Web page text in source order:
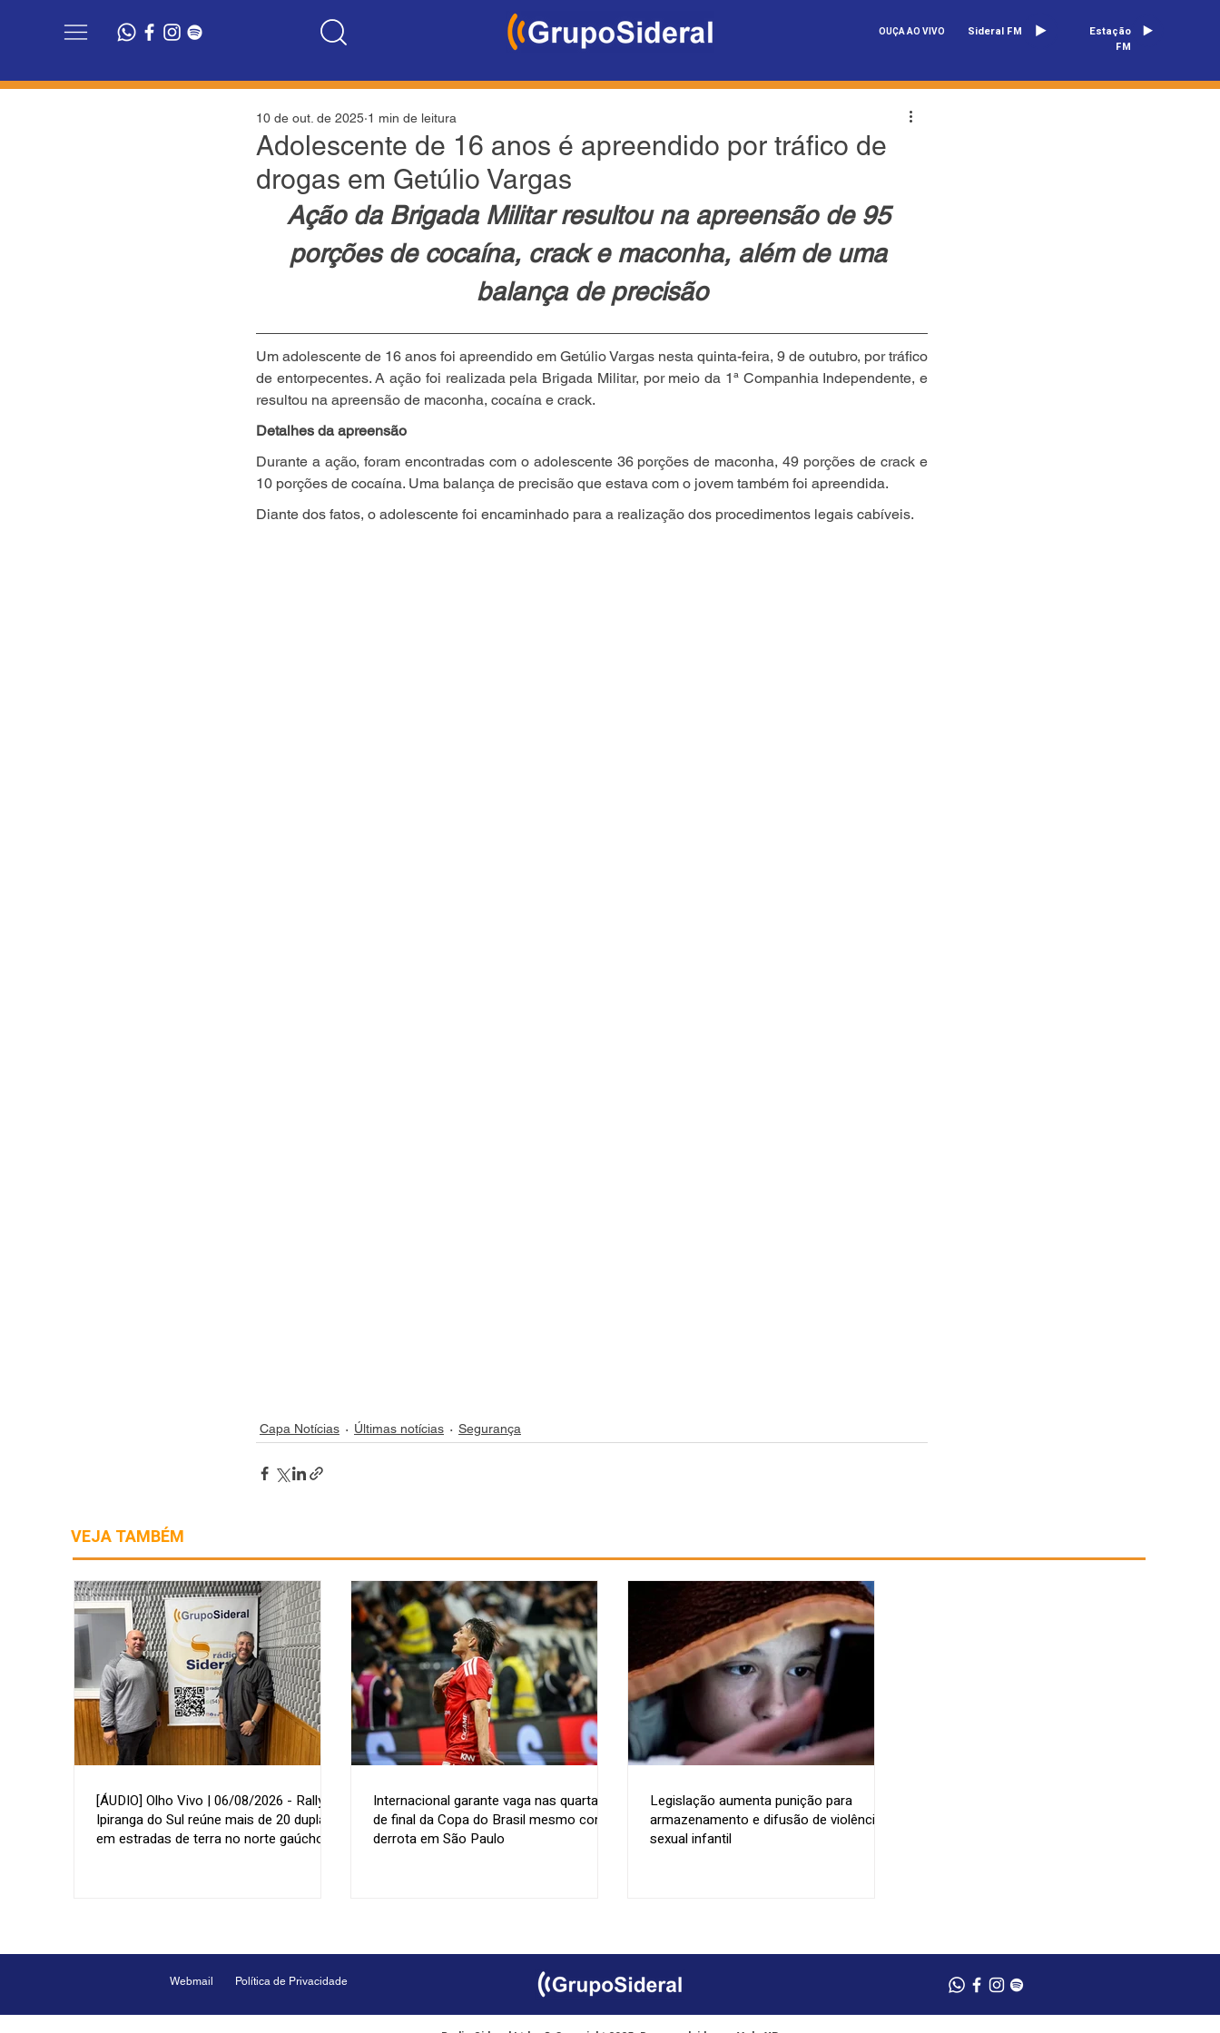
OUÇA AO VIVO Sideral FM
Estação
FM
Adolescente de 16 anos é apreendido por tráfico de
drogas em Getúlio Vargas
10 de out. de 2025 1 min de leitura
Ação da Brigada Militar resultou na apreensão de 95
porções de cocaína, crack e maconha, além de uma
balança de precisão
Um adolescente de 16 anos foi apreendido em Getúlio Vargas nesta quinta-feira, 9 de outubro, por tráfico
de entorpecentes. A ação foi realizada pela Brigada Militar, por meio da 1ª Companhia Independente, e
resultou na apreensão de maconha, cocaína e crack.
Detalhes da apreensão
Durante a ação, foram encontradas com o adolescente 36 porções de maconha, 49 porções de crack e
10 porções de cocaína. Uma balança de precisão que estava com o jovem também foi apreendida.
Diante dos fatos, o adolescente foi encaminhado para a realização dos procedimentos legais cabíveis.
Capa Notícias Últimas notícias Segurança
VEJA TAMBÉM
[ÁUDIO] Olho Vivo | 06/08/2026 - Rally de
Ipiranga do Sul reúne mais de 20 duplas
em estradas de terra no norte gaúcho
Internacional garante vaga nas quartas
de final da Copa do Brasil mesmo com
derrota em São Paulo
Legislação aumenta punição para
armazenamento e difusão de violência
sexual infantil
Webmail Política de Privacidade